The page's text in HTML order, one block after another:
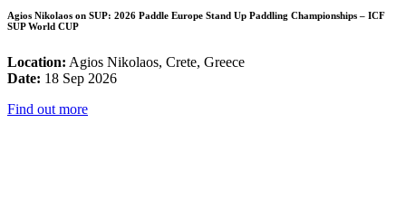
Agios Nikolaos on SUP: 2026 Paddle Europe Stand Up Paddling Championships – ICF
SUP World CUP
Location: Agios Nikolaos, Crete, Greece
Date: 18 Sep 2026
Find out more